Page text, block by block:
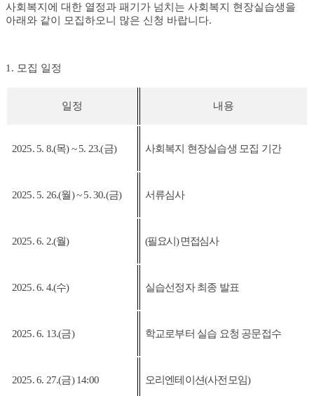
사회복지에 대한 열정과 패기가 넘치는 사회복지 현장실습생을
아래와 같이 모집하오니 많은 신청 바랍니다.
1. 모집 일정
일정 내용
2025. 5. 8.(목) ~ 5. 23.(금) 사회복지 현장실습생 모집 기간
2025. 5. 26.(월) ~ 5. 30.(금) 서류심사
2025. 6. 2.(월) (필요시 )면접심사
2025. 6. 4.(수) 실습선정자 최종 발표
2025. 6. 13.(금) 학교로부터 실습 요청 공문접수
2025. 6. 27.(금) 14:00 오리엔테이션(사전모임)